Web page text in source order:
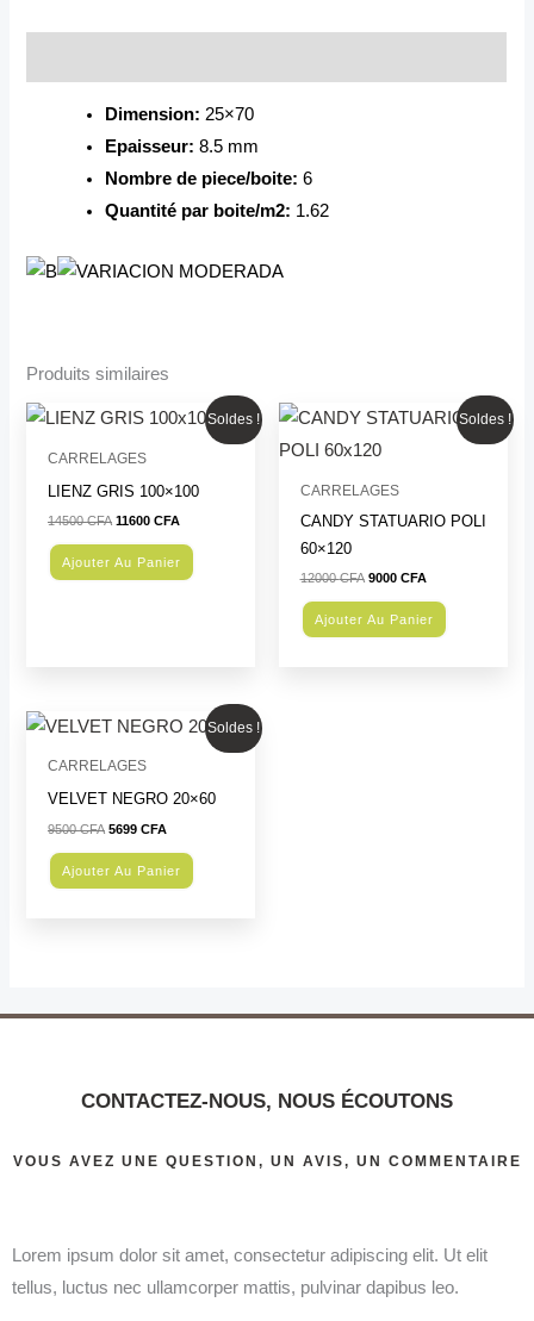
Dimension: 25×70
Epaisseur: 8.5 mm
Nombre de piece/boite:6
Quantité par boite/m2: 1.62
Produits similaires
Soldes !
CARRELAGES
LIENZ GRIS 100×100
14500CFA
Le
prix
était :
11600 CFA
Le
prix
actuel
Ajouter Au Panier
Soldes !
CARRELAGES
CANDY STATUARIO POLI
60×120
12000CFA
Le
prix
initial
était :
9000 CFA
Le
prix
Ajouter Au Panier
Soldes !
CARRELAGES
VELVET NEGRO 20×60
9500CFA
Le
prix
était :
5699 CFA
Le
prix
Ajouter Au Panier
CONTACTEZ-NOUS, NOUS ÉCOUTONS​
VOUS AVEZ UNE QUESTION, UN AVIS, UN COMMENTAIRE
Lorem ipsum dolor sit amet, consectetur adipiscing elit. Ut elit
tellus, luctus nec ullamcorper mattis, pulvinar dapibus leo.